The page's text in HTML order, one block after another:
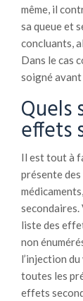
même, il
sa queue et
concluants,
Dans le cas
soigné
Quels
effets
Il est tout à
présente
secondaires.
liste des
non
l’injection
toutes les
effets